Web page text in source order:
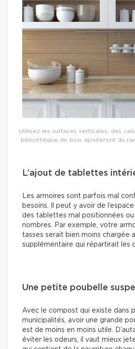
Utilisez les surfaces verticales, des
bibliothèque de bois ajouteront du
L’ajout de tablettes
Les armoires sont parfois mal
besoins. Il peut y avoir de
des tablettes mal positionnées
nombres. Par exemple, votre
tasses serait bien moins chargée
supplémentaire qui répartirait les
Une petite poubelle
Avec le compost qui existe dans
municipalités, avoir une grande
est de moins en moins utile.
éviter les odeurs, il vaut mieux